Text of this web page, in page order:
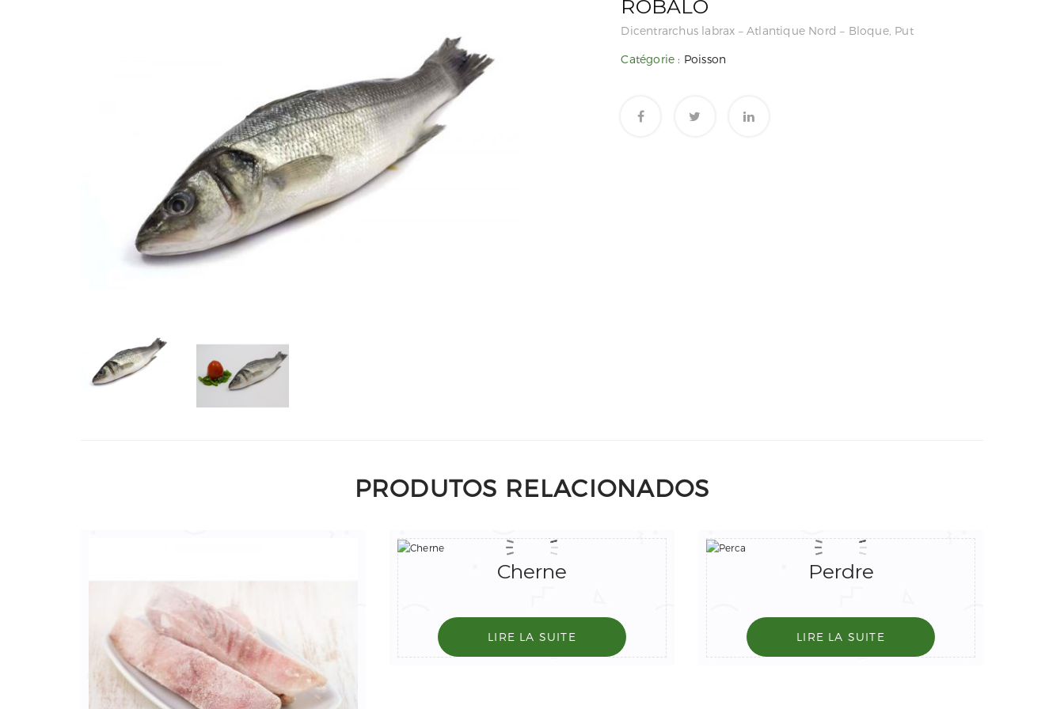
ROBALO
Dicentrarchus labrax – Atlantique Nord – Bloque, Put
Catégorie : Poisson
PRODUTOS RELACIONADOS
Cherne
LIRE LA SUITE
Perdre
LIRE LA SUITE